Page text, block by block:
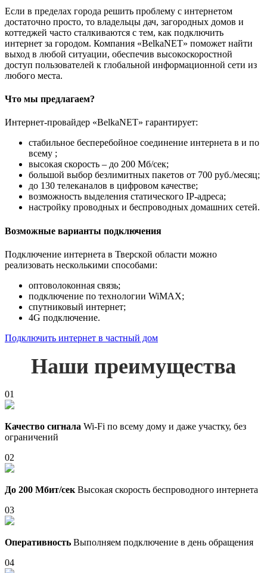
Если в пределах города решить проблему с интернетом
достаточно просто, то владельцы дач, загородных домов и
коттеджей часто сталкиваются с тем, как подключить
интернет за городом. Компания «BelkaNET» поможет найти
выход в любой ситуации, обеспечив высокоскоростной
доступ пользователей к глобальной информационной сети из
любого места.
Что мы предлагаем?
Интернет-провайдер «BelkaNET» гарантирует:
стабильное бесперебойное соединение интернета в и по
всему ;
высокая скорость – до 200 Мб/сек;
большой выбор безлимитных пакетов от 700 руб./месяц;
до 130 телеканалов в цифровом качестве;
возможность выделения статического IP-адреса;
настройку проводных и беспроводных домашних сетей.
Возможные варианты подключения
Подключение интернета в Тверской области можно
реализовать несколькими способами:
оптоволоконная связь;
подключение по технологии WiMAX;
спутниковый интернет;
4G подключение.
Подключить интернет в частный дом
Наши преимущества
01
Качество сигнала Wi-Fi по всему дому и даже участку, без
ограничений
02
До 200 Мбит/сек Высокая скорость беспроводного интернета
03
Оперативность Выполняем подключение в день обращения
04